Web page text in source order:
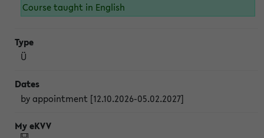
Course taught in English
Ü
by appointment [12.10.2026-05.02.2027]